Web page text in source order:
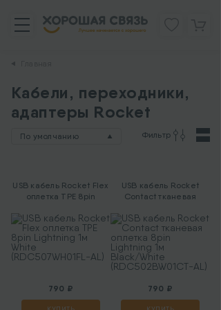
Кабели, переходники,
адаптеры Rocket
По умолчанию Фильтр
USB кабель Rocket Flex
оплетка ТРЕ 8pin
(RDC507WH01FL-AL)
790 ₽
USB кабель Rocket
Contact тканевая
1м Black/White
(RDC502BW01CT-AL)
790 ₽